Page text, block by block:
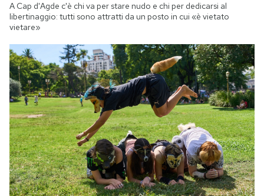
A Cap d'Agde c'è chi va per stare nudo e chi per dedicarsi al
libertinaggio: tutti sono attratti da un posto in cui «è vietato
vietare»